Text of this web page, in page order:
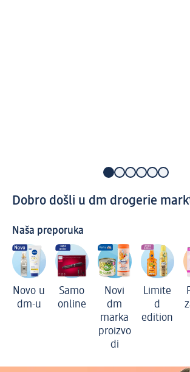
Dobro došli u dm drogerie
Naša preporuka
Novo u
dm-u
Samo
online
Novi
dm
marka
proizvo
di
Limite
d
edition